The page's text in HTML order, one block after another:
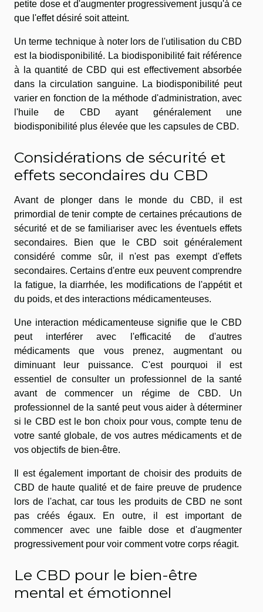
petite dose et d'augmenter progressivement jusqu'à ce
que l'effet désiré soit atteint.
Un terme technique à noter lors de l'utilisation du CBD
est la biodisponibilité. La biodisponibilité fait référence
à la quantité de CBD qui est effectivement absorbée
dans la circulation sanguine. La biodisponibilité peut
varier en fonction de la méthode d'administration, avec
l'huile de CBD ayant généralement une
biodisponibilité plus élevée que les capsules de CBD.
Considérations de sécurité et
effets secondaires du CBD
Avant de plonger dans le monde du CBD, il est
primordial de tenir compte de certaines précautions de
sécurité et de se familiariser avec les éventuels effets
secondaires. Bien que le CBD soit généralement
considéré comme sûr, il n'est pas exempt d'effets
secondaires. Certains d'entre eux peuvent comprendre
la fatigue, la diarrhée, les modifications de l'appétit et
du poids, et des interactions médicamenteuses.
Une interaction médicamenteuse signifie que le CBD
peut interférer avec l'efficacité de d'autres
médicaments que vous prenez, augmentant ou
diminuant leur puissance. C'est pourquoi il est
essentiel de consulter un professionnel de la santé
avant de commencer un régime de CBD. Un
professionnel de la santé peut vous aider à déterminer
si le CBD est le bon choix pour vous, compte tenu de
votre santé globale, de vos autres médicaments et de
vos objectifs de bien-être.
Il est également important de choisir des produits de
CBD de haute qualité et de faire preuve de prudence
lors de l'achat, car tous les produits de CBD ne sont
pas créés égaux. En outre, il est important de
commencer avec une faible dose et d'augmenter
progressivement pour voir comment votre corps réagit.
Le CBD pour le bien-être
mental et émotionnel